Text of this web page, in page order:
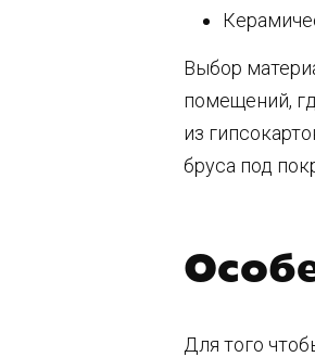
Выбор
помещений,
из
бруса под
Для того